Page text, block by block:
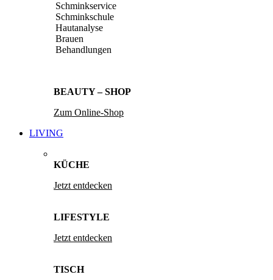
Schminkservice
Schminkschule
Hautanalyse
Brauen
Behandlungen
BEAUTY – SHOP
Zum Online-Shop
LIVING
KÜCHE
Jetzt entdecken
LIFESTYLE
Jetzt entdecken
TISCH